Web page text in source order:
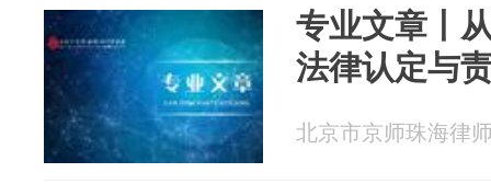
专业文章丨
法律认定与
北京市京师珠海律